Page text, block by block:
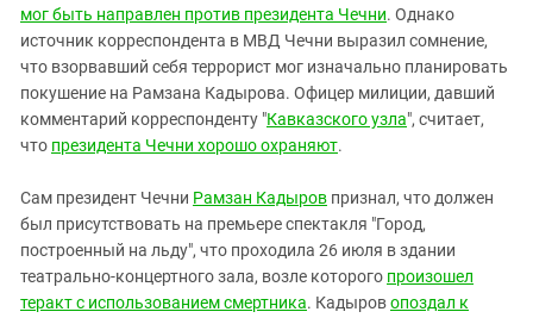
мог быть направлен против президента Чечни. Однако
источник корреспондента в МВД Чечни выразил сомнение,
что взорвавший себя террорист мог изначально планировать
покушение на Рамзана Кадырова. Офицер милиции, давший
комментарий корреспонденту "Кавказского узла", считает,
что президента Чечни хорошо охраняют.
Сам президент Чечни Рамзан Кадыров признал, что должен
был присутствовать на премьере спектакля "Город,
построенный на льду", что проходила 26 июля в здании
театрально-концертного зала, возле которого произошел
теракт с использованием смертника. Кадыровопоздал к